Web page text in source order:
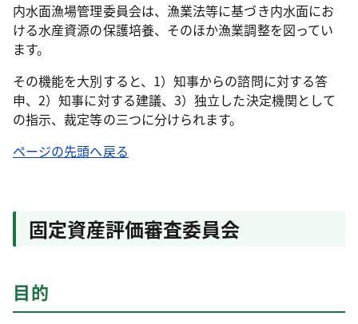
内水面漁場管理委員会は、漁業法等に基づき内水面にお
ける水産資源の保護培養、そのほか漁業調整を図ってい
ます。
その機能を大別すると、1）知事からの諮問に対する答
申、2）知事に対する建議、3）独立した決定機関として
の指示、裁定等の三つに分けられます。
ページの先頭へ戻る
固定資産評価審査委員会
目的